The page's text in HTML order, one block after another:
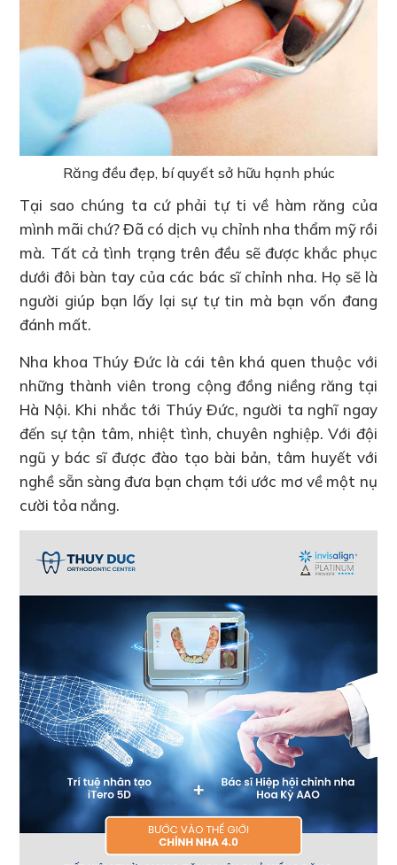
Răng đều đẹp, bí quyết sở hữu hạnh phúc
Tại sao chúng ta cứ phải tự ti về hàm răng của
mình mãi chứ? Đã có dịch vụ chỉnh nha thẩm mỹ rồi
mà. Tất cả tình trạng trên đều sẽ được khắc phục
dưới đôi bàn tay của các bác sĩ chỉnh nha. Họ sẽ là
người giúp bạn lấy lại sự tự tin mà bạn vốn đang
đánh mất.
Nha khoa Thúy Đức là cái tên khá quen thuộc với
những thành viên trong cộng đồng niềng răng tại
Hà Nội. Khi nhắc tới Thúy Đức, người ta nghĩ ngay
đến sự tận tâm, nhiệt tình, chuyên nghiệp. Với đội
ngũ y bác sĩ được đào tạo bài bản, tâm huyết với
nghề sẵn sàng đưa bạn chạm tới ước mơ về một nụ
cười tỏa nắng.